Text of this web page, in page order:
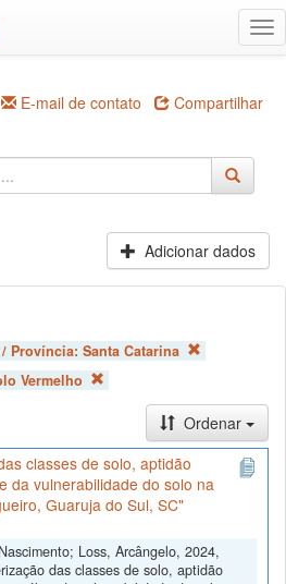
E-mail de contato Compartilhar
Adicionar dados
Província: Santa Catarina
Vermelho
Ordenar
classes de solo, aptidão
da vulnerabilidade do solo na
Guaruja do Sul, SC"
Loss, Arcângelo, 2024,
das classes de solo, aptidão